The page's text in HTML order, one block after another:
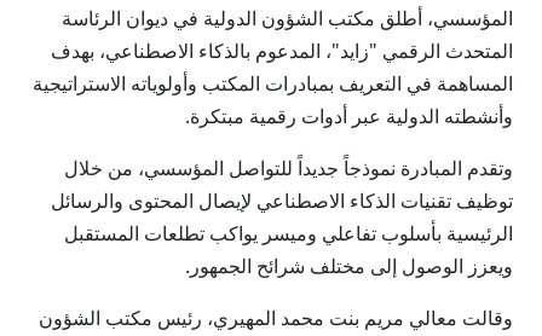
المؤسسي، أطلق مكتب الشؤون الدولية في ديوان الرئاسة
المتحدث الرقمي "زايد"، المدعوم بالذكاء الاصطناعي، بهدف
المساهمة في التعريف بمبادرات المكتب وأولوياته الاستراتيجية
وأنشطته الدولية عبر أدوات رقمية مبتكرة.
وتقدم المبادرة نموذجاً جديداً للتواصل المؤسسي، من خلال
توظيف تقنيات الذكاء الاصطناعي لإيصال المحتوى والرسائل
الرئيسية بأسلوب تفاعلي وميسر يواكب تطلعات المستقبل
ويعزز الوصول إلى مختلف شرائح الجمهور.
وقالت معالي مريم بنت محمد المهيري، رئيس مكتب الشؤون